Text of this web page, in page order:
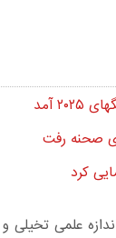
آمد
آرک‌ فاکس ۷۷ نیز به همان